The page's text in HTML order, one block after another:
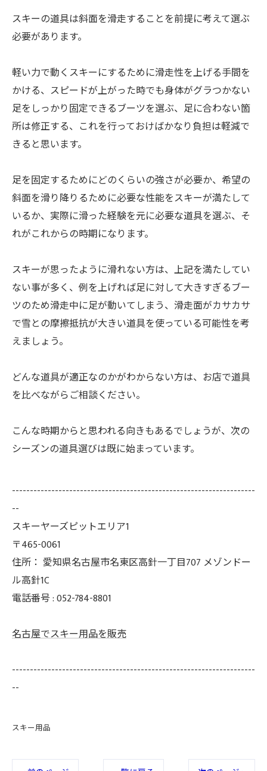
スキーの道具は斜面を滑走することを前提に考えて選ぶ
必要があります。
軽い力で動くスキーにするために滑走性を上げる手間を
かける、スピードが上がった時でも身体がグラつかない
足をしっかり固定できるブーツを選ぶ、足に合わない箇
所は修正する、これを行っておけばかなり負担は軽減で
きると思います。
足を固定するためにどのくらいの強さが必要か、希望の
斜面を滑り降りるために必要な性能をスキーが満たして
いるか、実際に滑った経験を元に必要な道具を選ぶ、そ
れがこれからの時期になります。
スキーが思ったように滑れない方は、上記を満たしてい
ない事が多く、例を上げれば足に対して大きすぎるブー
ツのため滑走中に足が動いてしまう、滑走面がカサカサ
で雪との摩擦抵抗が大きい道具を使っている可能性を考
えましょう。
どんな道具が適正なのかがわからない方は、お店で道具
を比べながらご相談ください。
こんな時期からと思われる向きもあるでしょうが、次の
シーズンの道具選びは既に始まっています。
--------------------------------------------------------------------
--
スキーヤーズピットエリア1
〒465-0061
住所： 愛知県名古屋市名東区高針一丁目707 メゾンドー
ル高針1C
電話番号 :052-784-8801
名古屋でスキー用品を販売
--------------------------------------------------------------------
--
スキー用品